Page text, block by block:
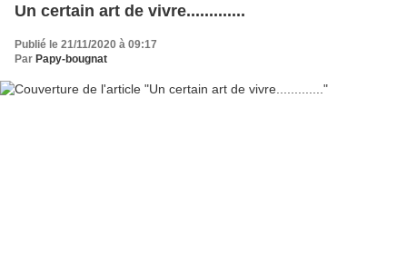
Un certain art de vivre.............
Publié le 21/11/2020 à 09:17
Par Papy-bougnat